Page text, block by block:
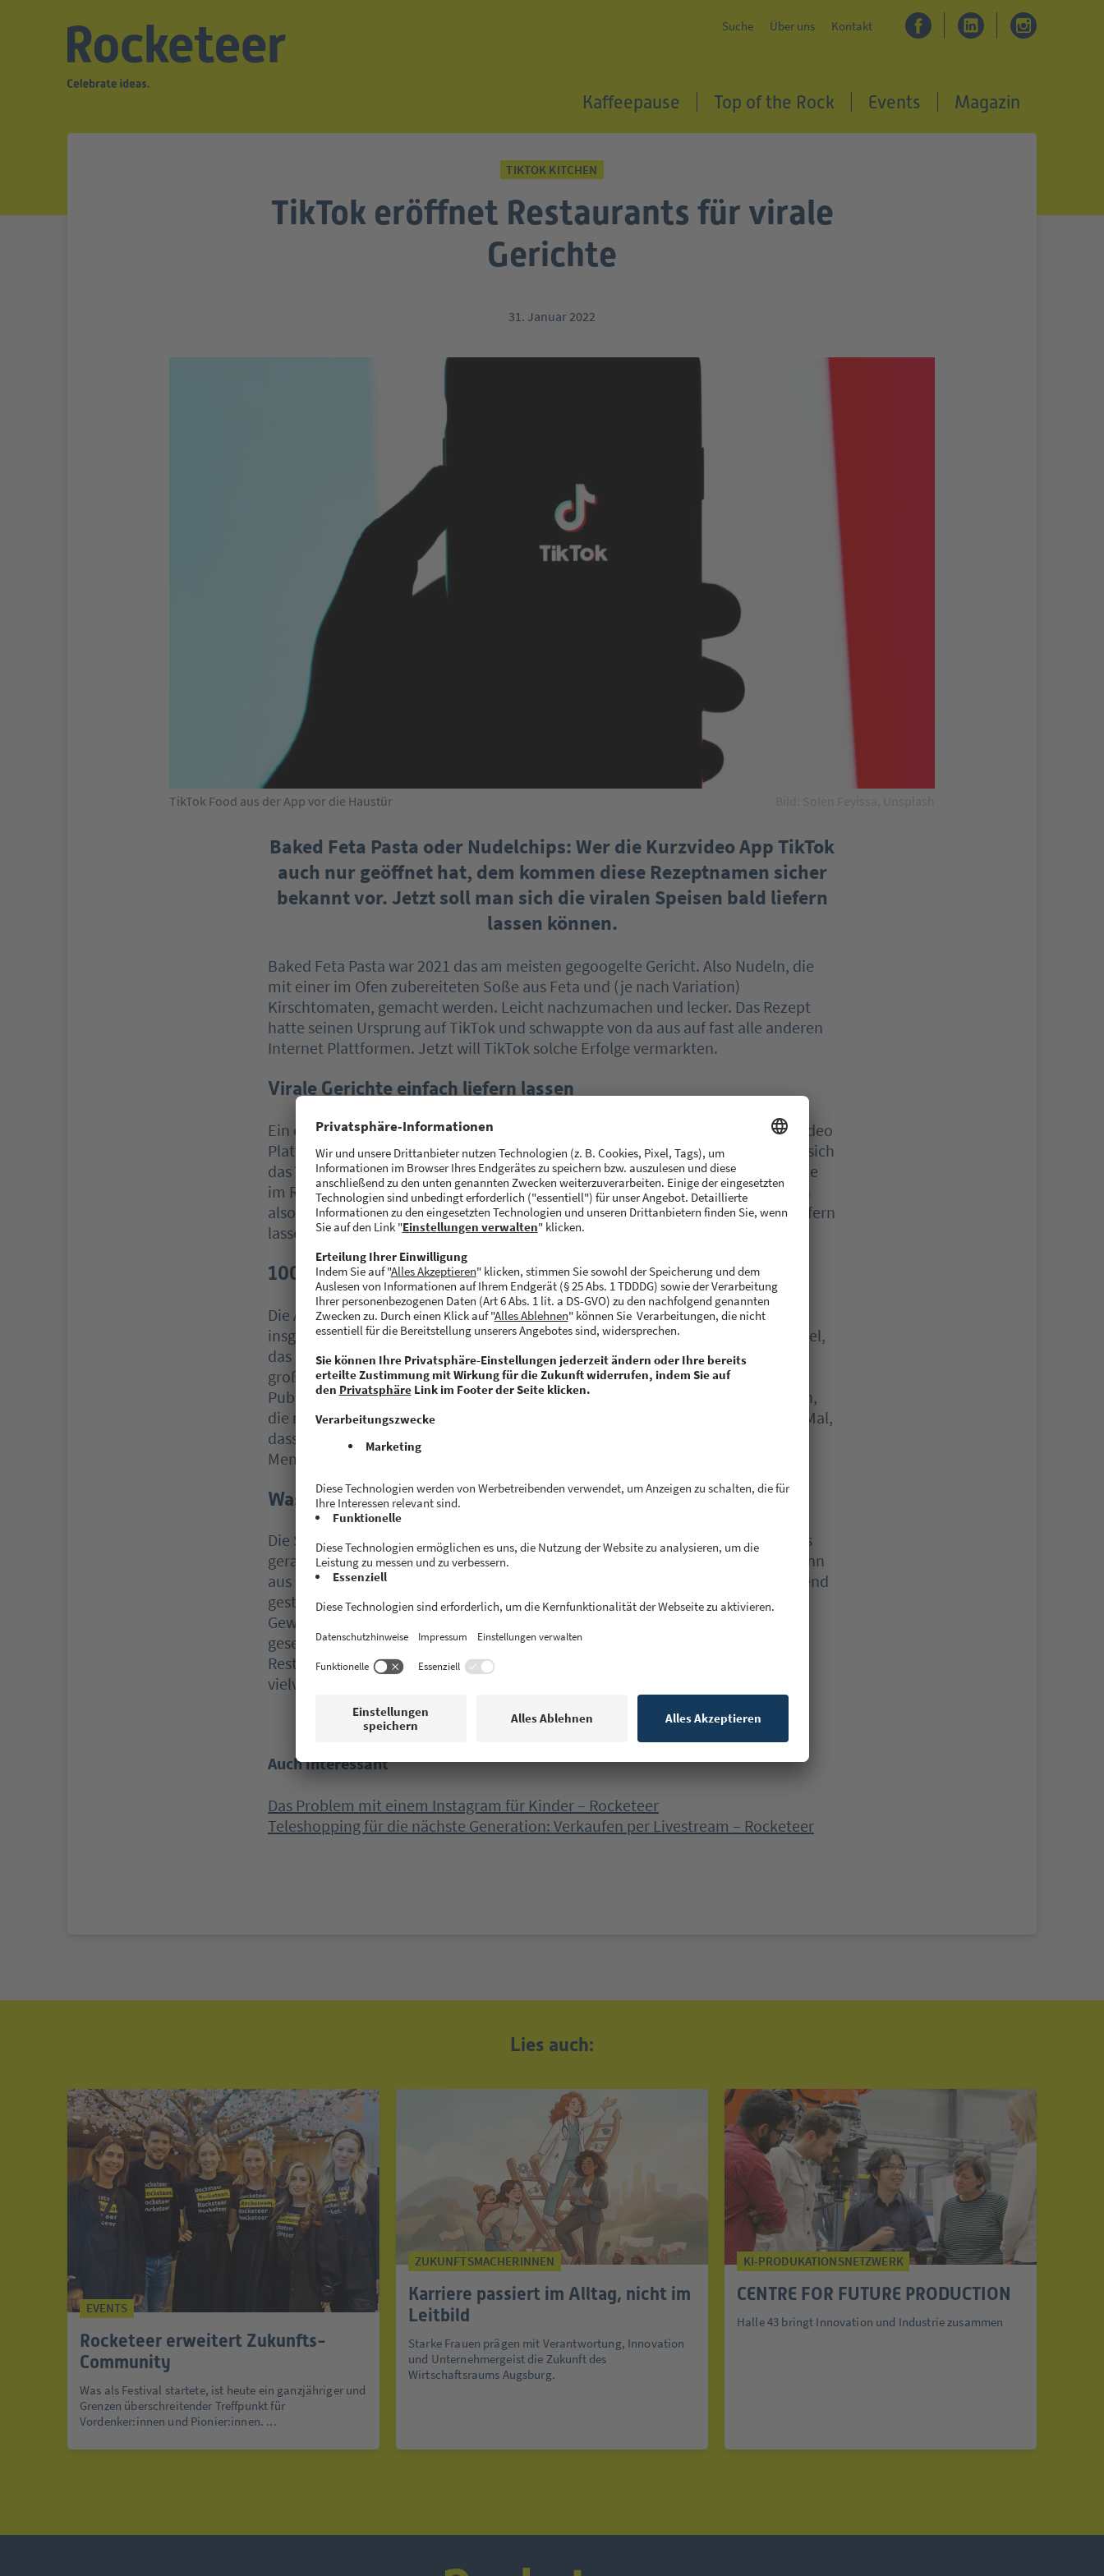
Suche Über uns Kontakt
Kaffeepause Top of the Rock Events Magazin
TIKTOK KITCHEN
TikTok eröffnet Restaurants für virale
Gerichte
31. Januar 2022
TikTok Food aus der App vor die Haustür
Baked Feta Pasta oder Nudelchips: Wer die Kurzvideo App TikTok
auch nur geöffnet hat, dem kommen diese Rezeptnamen sicher
bekannt vor. Jetzt soll man sich die viralen Speisen bald liefern
lassen können.
Baked Feta Pasta war 2021 das am meisten gegoogelte Gericht. Also Nudeln, die
mit einer im Ofen zubereiteten Soße aus Feta und (je nach Variation)
Kirschtomaten, gemacht werden. Leicht nachzumachen und lecker. Das Rezept
hatte seinen Ursprung auf TikTok und schwappte von da aus auf fast alle anderen
Internet Plattformen. Jetzt will TikTok solche Erfolge vermarkten.
Virale Gerichte einfach liefern lassen
Ein eigenes Restaurant für TikTok-Gerichte. Mit „TikTok Kitchen“ will die Kurzvideo
Plattform diese Vision Wahrheit werden lassen. WieBloombergberichtete, hat sich
das Videoportal mitVirtual Dining Conceptszusammengetan, um virale Gerichte
im Rahmen eines Lieferservices anzubieten. Kunden und Kundinnen sollen sich
also das Essen, das auf der App gerade trendet, ganz einfach vor die Haustür liefern
lassen können.
1000 Restaurants geplant
Die Aktion soll in den USA mit 300 Restaurants starten. Bis Ende 2022 sind
insgesamt mehr als 1000 geplant. Vor Ort Restaurants seien aber derzeit kein Ziel,
das Konzept beschränkt sich auf Lieferdienste. Mitgründer Robert Earls sieht
großes Potential in der Idee, insbesondere weil TikTok so ein enorm großes
Publikum hat: “ Das ist eine Plattform mit einer Milliarde Zuschauern monatlich,
die noch dazu – wie die Zahlen zeigen – ständig engagiert sind. Es ist das erste Mal,
dass es eine Marke wie diese gibt. Ein Publikum von Hunderten von Millionen
Menschen.“
Was bekommen die Urheber:innen?
Die Speisekarte der TikTok Kitchen soll regelmäßig wechseln – je nachdem, was
gerade angesagt ist. Unklar ist noch, ob auch die Urheber der Rezepte am Gewinn
aus dem Verkauf der Gerichte teilhaben werden. Herauszufinden, wer einen Trend
gestartet hat, ist meistens schwierig. Das wird eine Hürde bei der
Gewinnbeteiligung von Creators sein. Auch wenn TikTok sich diese zum Ziel
gesetzt hat. Laut Bloomberg hatte TikTok angekündigt, die Profite aus dem
Restaurant an die Erfinder:innen der Gerichte weitergeben zu wollen und so
vielversprechende kulinarische Talente zu fördern.
Auch interessant
Das Problem mit einem Instagram für Kinder – Rocketeer
Teleshopping für die nächste Generation: Verkaufen per Livestream – Rocketeer
Lies auch:
EVENTS
Rocketeer erweitert Zukunfts-
Community
Was als Festival startete, ist heute ein ganzjähriger und
Grenzen überschreitender Treffpunkt für
Vordenker:innen und Pionier:innen. ...
ZUKUNFTSMACHERINNEN
Karriere passiert im Alltag, nicht im
Leitbild
Starke Frauen prägen mit Verantwortung, Innovation
und Unternehmergeist die Zukunft des
Wirtschaftsraums Augsburg.
KI-PRODUKATIONSNETZWERK
CENTRE FOR FUTURE PRODUCTION
Halle 43 bringt Innovation und Industrie zusammen